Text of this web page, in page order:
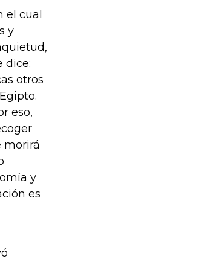
cual
y
dice:
otros
eso,
morirá
y
es